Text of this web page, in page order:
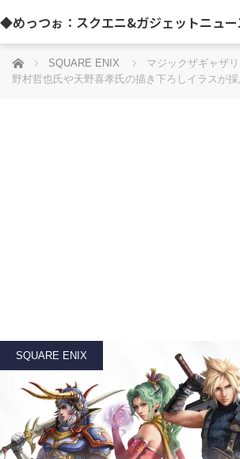
◆めっつぉ：スクエニ&ガジェットニュー
ホーム SQUARE ENIX
マジックザギャザ
野村哲也氏や天野喜孝氏の描き下ろしイラスが採
SQUARE ENIX